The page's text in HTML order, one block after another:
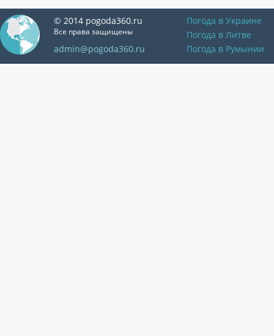
© 2014 pogoda360.ru
Все права защищены
admin@pogoda360.ru
Погода в Украине
Погода в Литве
Погода в Румынии